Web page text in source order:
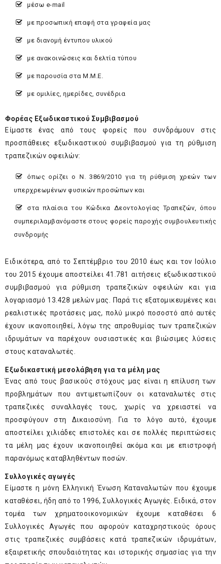
μέσω e-mail
με προσωπική επαφή στα γραφεία μας
με διανομή έντυπου υλικού
με ανακοινώσεις και δελτία τύπου
με παρουσία στα Μ.Μ.Ε.
με ομιλίες, ημερίδες, συνέδρια
Φορέας Εξωδικαστικού Συμβιβασμού
Είμαστε ένας από τους φορείς που συνδράμουν στις
προσπάθειες εξωδικαστικού συμβιβασμού για τη ρύθμιση
τραπεζικών οφειλών:
όπως ορίζει ο Ν. 3869/2010 για τη ρύθμιση χρεών των
υπερχρεωμένων φυσικών προσώπων και
στα πλαίσια του Κώδικα Δεοντολογίας Τραπεζών, όπου
συμπεριλαμβανόμαστε στους φορείς παροχής συμβουλευτικής
συνδρομής
Ειδικότερα, από το Σεπτέμβριο του 2010 έως και τον Ιούλιο
του 2015 έχουμε αποστείλει 41.781 αιτήσεις εξωδικαστικού
συμβιβασμού για ρύθμιση τραπεζικών οφειλών και για
λογαριασμό 13.428 μελών μας. Παρά τις εξατομικευμένες και
ρεαλιστικές προτάσεις μας, πολύ μικρό ποσοστό από αυτές
έχουν ικανοποιηθεί, λόγω της απροθυμίας των τραπεζικών
ιδρυμάτων να παρέχουν ουσιαστικές και βιώσιμες λύσεις
στους καταναλωτές.
Εξωδικαστική μεσολάβηση για τα μέλη μας
Ένας από τους βασικούς στόχους μας είναι η επίλυση των
προβλημάτων που αντιμετωπίζουν οι καταναλωτές στις
τραπεζικές συναλλαγές τους, χωρίς να χρειαστεί να
προσφύγουν στη Δικαιοσύνη. Για το λόγο αυτό, έχουμε
αποστείλει χιλιάδες επιστολές και σε πολλές περιπτώσεις
τα μέλη μας έχουν ικανοποιηθεί ακόμα και με επιστροφή
παρανόμως καταβληθέντων ποσών.
Συλλογικές αγωγές
Είμαστε η μόνη Ελληνική Ένωση Καταναλωτών που έχουμε
καταθέσει, ήδη από το 1996, Συλλογικές Αγωγές. Ειδικά, στον
τομέα των χρηματοοικονομικών έχουμε καταθέσει 6
Συλλογικές Αγωγές που αφορούν καταχρηστικούς όρους
στις τραπεζικές συμβάσεις κατά τραπεζικών ιδρυμάτων,
εξαιρετικής σπουδαιότητας και ιστορικής σημασίας για την